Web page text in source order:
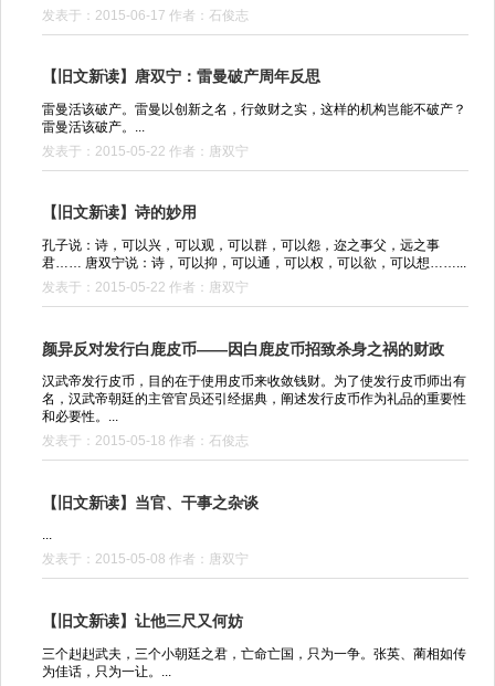
发表于：2015-06-17 作者：石俊志
【旧文新读】唐双宁：雷曼破产周年反思
雷曼活该破产。雷曼以创新之名，行敛财之实，这样的机构岂能不破产？
雷曼活该破产。...
发表于：2015-05-22 作者：唐双宁
【旧文新读】诗的妙用
孔子说：诗，可以兴，可以观，可以群，可以怨，迩之事父，远之事
君…… 唐双宁说：诗，可以抑，可以通，可以权，可以欲，可以想……...
发表于：2015-05-22 作者：唐双宁
颜异反对发行白鹿皮币——因白鹿皮币招致杀身之祸的财政
汉武帝发行皮币，目的在于使用皮币来收敛钱财。为了使发行皮币师出有
名，汉武帝朝廷的主管官员还引经据典，阐述发行皮币作为礼品的重要性
和必要性。...
发表于：2015-05-18 作者：石俊志
【旧文新读】当官、干事之杂谈
...
发表于：2015-05-08 作者：唐双宁
【旧文新读】让他三尺又何妨
三个赳赳武夫，三个小朝廷之君，亡命亡国，只为一争。张英、蔺相如传
为佳话，只为一让。...